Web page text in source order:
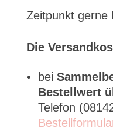
Zeitpunkt gerne
Die
bei
Bestellwert
Telefon